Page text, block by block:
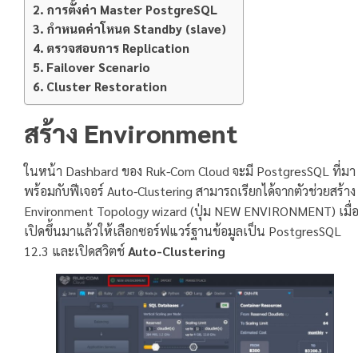
การตั้งค่า Master PostgreSQL
กำหนดค่าโหนด Standby (slave)
ตรวจสอบการ Replication
Failover Scenario
Cluster Restoration
สร้าง Environment
ในหน้า Dashbard ของ Ruk-Com Cloud จะมี PostgresSQL ที่มา
พร้อมกับฟีเจอร์ Auto-Clustering สามารถเรียกได้จากตัวช่วยสร้าง
Environment Topology wizard (ปุ่ม NEW ENVIRONMENT) เมื่อ
เปิดขึ้นมาแล้วให้เลือกซอร์ฟแวร์ฐานข้อมูลเป็น PostgresSQL
12.3 และเปิดสวิตช์Auto-Clustering